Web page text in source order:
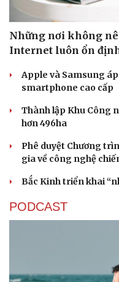
Những nơi không
Internet luôn ổn
Apple và Samsung
smartphone cao cấp
Thành lập Khu Công
hơn 496ha
Phê duyệt Chương
gia về công nghệ
Bắc Kinh triển khai
PODCAST